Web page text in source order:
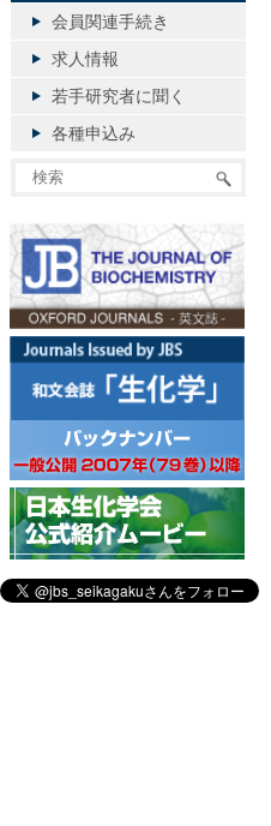
会員関連手続き
求人情報
若手研究者に聞く
各種申込み